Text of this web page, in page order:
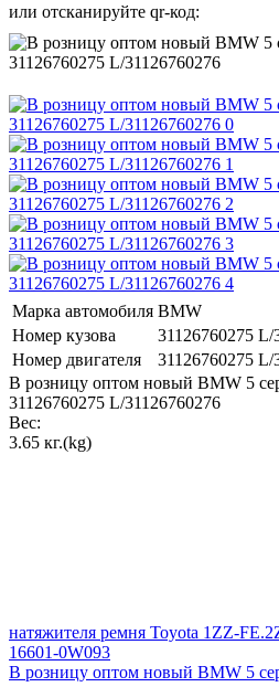
или отсканируйте qr-код:
Марка автомобиля BMW
Номер кузова
31126760275 L/
Номер двигателя
31126760275 L/
В розницу оптом новый BMW 5
31126760275 L/31126760276
Вес:
3.65 кг.(kg)
натяжителя ремня Toyota 1ZZ-
16601-0W093
В розницу оптом новый BMW 5